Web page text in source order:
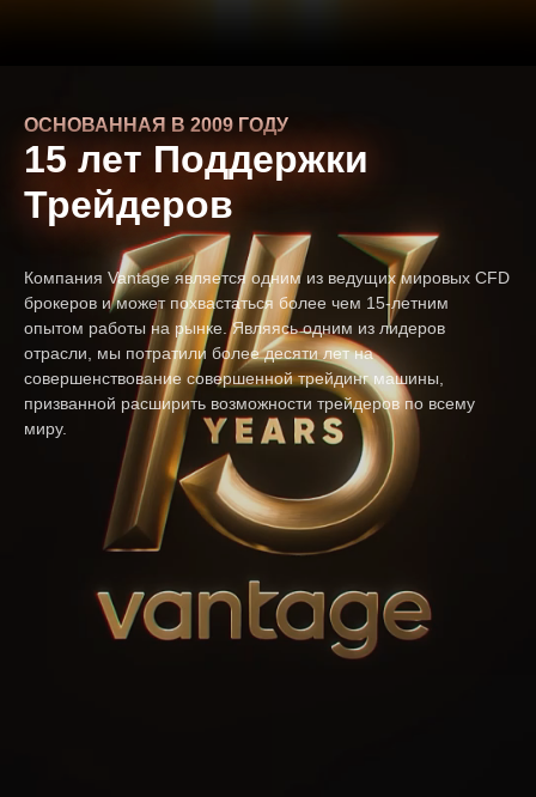
OСНОВАННАЯ В 2009 ГОДУ
15 лет Поддержки
Трейдеров
Компания Vantage является одним из ведущих мировых CFD
брокеров и может похвастаться более чем 15-летним
опытом работы на рынке. Являясь одним из лидеров
отрасли, мы потратили более десяти лет на
совершенствование совершенной трейдинг машины,
призванной расширить возможности трейдеров по всему
миру.